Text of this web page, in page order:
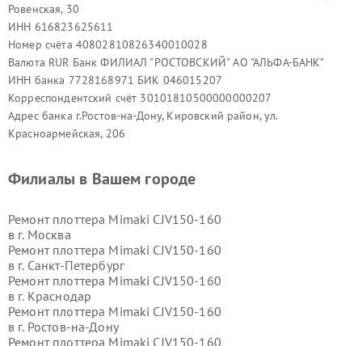
Ровенская, 30
ИНН 616823625611
Номер счёта 40802810826340010028
Валюта RUR Банк ФИЛИАЛ "РОСТОВСКИЙ" АО "АЛЬФА-БАНК"
ИНН банка 7728168971 БИК 046015207
Корреспондентский счёт 30101810500000000207
Адрес банка г.Ростов-на-Дону, Кировский район, ул.
Красноармейская, 206
Филиалы в Вашем городе
Ремонт плоттера Mimaki CJV150-160
в г. Москва
Ремонт плоттера Mimaki CJV150-160
в г. Санкт-Петербург
Ремонт плоттера Mimaki CJV150-160
в г. Краснодар
Ремонт плоттера Mimaki CJV150-160
в г. Ростов-на-Дону
Ремонт плоттера Mimaki CJV150-160